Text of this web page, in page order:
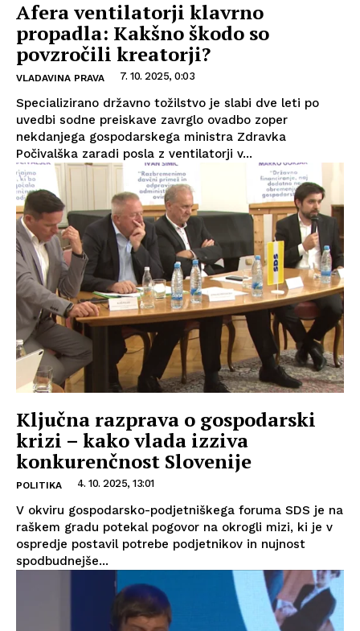
Afera ventilatorji klavrno
propadla: Kakšno škodo so
povzročili kreatorji?
VLADAVINA PRAVA 7. 10. 2025, 0:03
Specializirano državno tožilstvo je slabi dve leti po
uvedbi sodne preiskave zavrglo ovadbo zoper
nekdanjega gospodarskega ministra Zdravka
Počivalška zaradi posla z ventilatorji v...
Ključna razprava o gospodarski
krizi – kako vlada izziva
konkurenčnost Slovenije
POLITIKA 4. 10. 2025, 13:01
V okviru gospodarsko-podjetniškega foruma SDS je na
raškem gradu potekal pogovor na okrogli mizi, ki je v
ospredje postavil potrebe podjetnikov in nujnost
spodbudnejše...